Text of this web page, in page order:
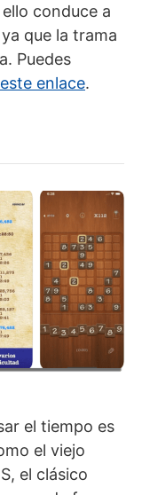
conduce a
que la trama
Puedes
enlace.
el tiempo es
el viejo
el clásico